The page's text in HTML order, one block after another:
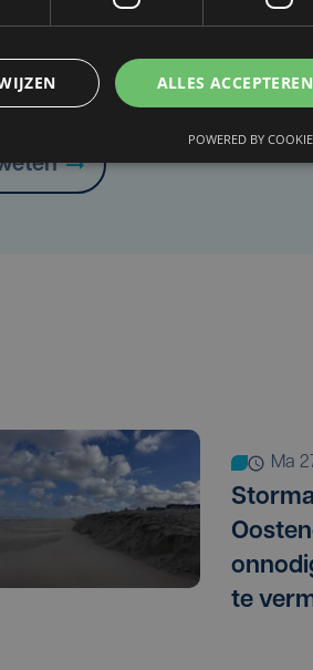
in dit artikel?
ma
te
ALLES ACCEPTEREN
POWERED BY